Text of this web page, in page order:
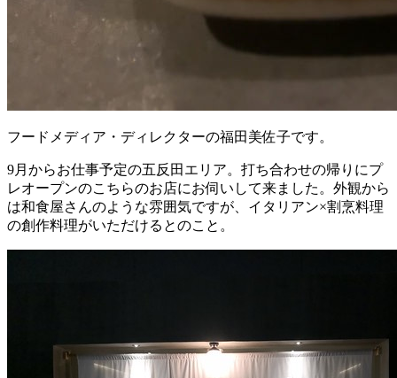
フードメディア・ディレクターの福田美佐子です。
9月からお仕事予定の五反田エリア。打ち合わせの帰りにプ
レオープンのこちらのお店にお伺いして来ました。外観から
は和食屋さんのような雰囲気ですが、イタリアン×割烹料理
の創作料理がいただけるとのこと。